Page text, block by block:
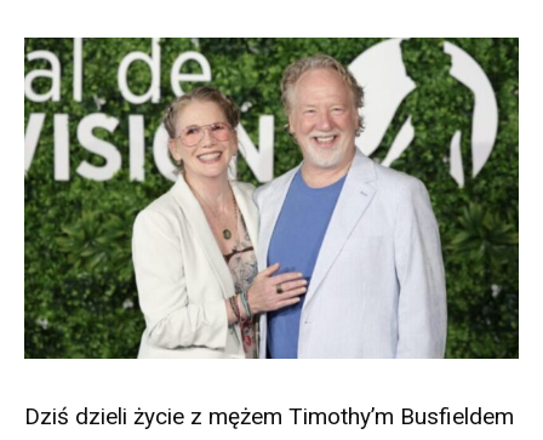
Dziś dzieli życie z mężem Timothy’m Busfieldem